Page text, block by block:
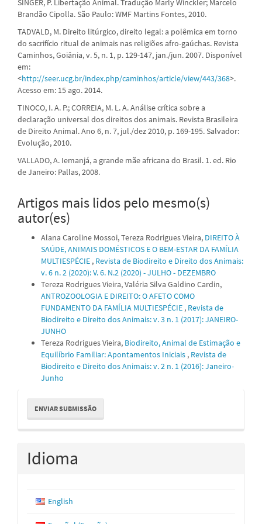
SINGER, P. Libertação Animal. Tradução Marly Winckler; Marcelo
Brandão Cipolla. São Paulo: WMF Martins Fontes, 2010.
TADVALD, M. Direito litúrgico, direito legal: a polêmica em torno
do sacrifício ritual de animais nas religiões afro-gaúchas. Revista
Caminhos, Goiânia, v. 5, n. 1, p. 129-147, jan./jun. 2007. Disponível
em:
<http://seer.ucg.br/index.php/caminhos/article/view/443/368>.
Acesso em: 15 ago. 2014.
TINOCO, I. A. P.; CORREIA, M. L. A. Análise crítica sobre a
declaração universal dos direitos dos animais. Revista Brasileira
de Direito Animal. Ano 6, n. 7, jul./dez 2010, p. 169-195. Salvador:
Evolução, 2010.
VALLADO, A. Iemanjá, a grande mãe africana do Brasil. 1. ed. Rio
de Janeiro: Pallas, 2008.
Artigos mais lidos pelo mesmo(s)
autor(es)
Alana Caroline Mossoi, Tereza Rodrigues Vieira, DIREITO À
SAÚDE, ANIMAIS DOMÉSTICOS E O BEM-ESTAR DA FAMÍLIA
MULTIESPÉCIE , Revista de Biodireito e Direito dos Animais:
v. 6 n. 2 (2020): V. 6. N.2 (2020) - JULHO - DEZEMBRO
Tereza Rodrigues Vieira, Valéria Silva Galdino Cardin,
ANTROZOOLOGIA E DIREITO: O AFETO COMO
FUNDAMENTO DA FAMÍLIA MULTIESPÉCIE , Revista de
Biodireito e Direito dos Animais: v. 3 n. 1 (2017): JANEIRO-
JUNHO
Tereza Rodrigues Vieira, Biodireito, Animal de Estimação e
Equilíbrio Familiar: Apontamentos Iniciais , Revista de
Biodireito e Direito dos Animais: v. 2 n. 1 (2016): Janeiro-
Junho
Enviar
Submissão
ENVIAR SUBMISSÃO
Idioma
English